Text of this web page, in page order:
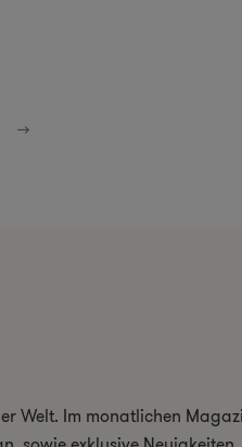
→
Welt. Im monatlichen